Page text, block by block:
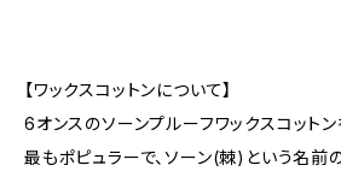
【ワックスコットンについて】
6オンスのソーンプルーフワックスコットン
最もポピュラーで、ソーン(棘)という名前